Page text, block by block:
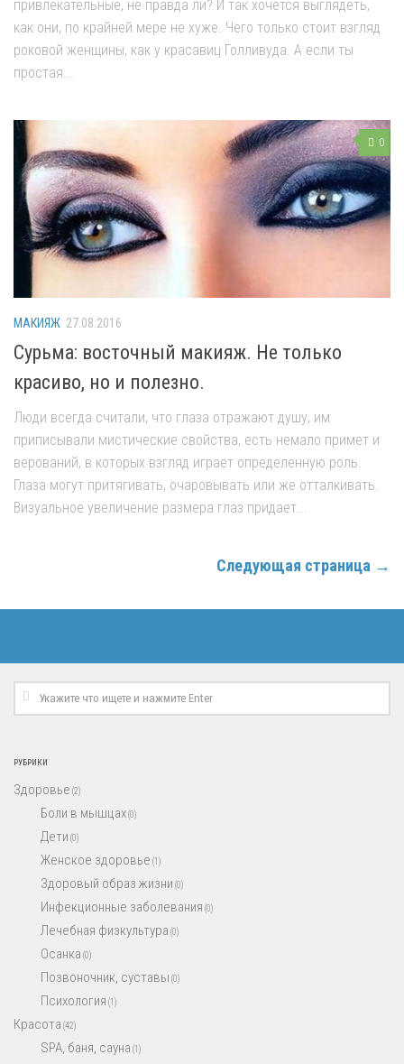
привлекательные, не правда ли? И так хочется выглядеть,
как они, по крайней мере не хуже. Чего только стоит взгляд
роковой женщины, как у красавиц Голливуда. А если ты
простая...
0
МАКИЯЖ 27.08.2016
Сурьма: восточный макияж. Не только
красиво, но и полезно.
Люди всегда считали, что глаза отражают душу, им
приписывали мистические свойства, есть немало примет и
верований, в которых взгляд играет определенную роль.
Глаза могут притягивать, очаровывать или же отталкивать.
Визуальное увеличение размера глаз придает...
Следующая страница →
РУБРИКИ
Здоровье (2)
Боли в мышцах(0)
Дети (0)
Женское здоровье (1)
Здоровый образ жизни (0)
Инфекционные заболевания (0)
Лечебная физкультура (0)
Осанка (0)
Позвоночник, суставы (0)
Психология (1)
Красота (42)
SPA, баня, сауна (1)